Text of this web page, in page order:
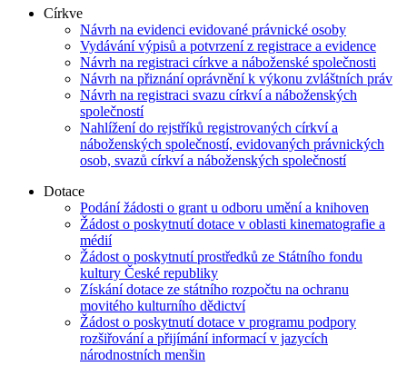
Církve
Návrh na evidenci evidované právnické osoby
Vydávání výpisů a potvrzení z registrace a evidence
Návrh na registraci církve a náboženské společnosti
Návrh na přiznání oprávnění k výkonu zvláštních práv
Návrh na registraci svazu církví a náboženských
společností
Nahlížení do rejstříků registrovaných církví a
náboženských společností, evidovaných právnických
osob, svazů církví a náboženských společností
Dotace
Podání žádosti o grant u odboru umění a knihoven
Žádost o poskytnutí dotace v oblasti kinematografie a
médií
Žádost o poskytnutí prostředků ze Státního fondu
kultury České republiky
Získání dotace ze státního rozpočtu na ochranu
movitého kulturního dědictví
Žádost o poskytnutí dotace v programu podpory
rozšiřování a přijímání informací v jazycích
národnostních menšin